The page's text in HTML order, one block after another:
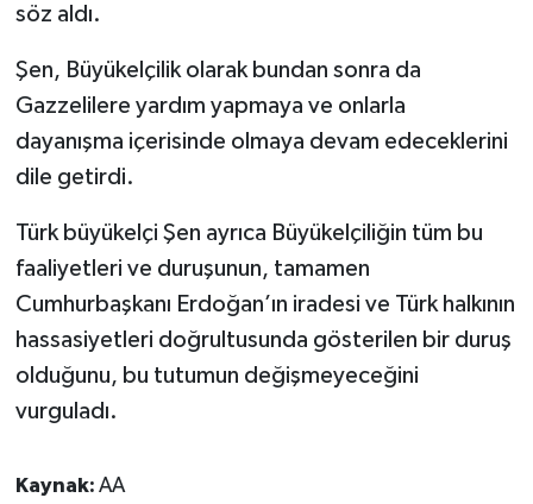
söz aldı.
Şen, Büyükelçilik olarak bundan sonra da
Gazzelilere yardım yapmaya ve onlarla
dayanışma içerisinde olmaya devam edeceklerini
dile getirdi.
Türk büyükelçi Şen ayrıca Büyükelçiliğin tüm bu
faaliyetleri ve duruşunun, tamamen
Cumhurbaşkanı Erdoğan’ın iradesi ve Türk halkının
hassasiyetleri doğrultusunda gösterilen bir duruş
olduğunu, bu tutumun değişmeyeceğini
vurguladı.
Kaynak: AA